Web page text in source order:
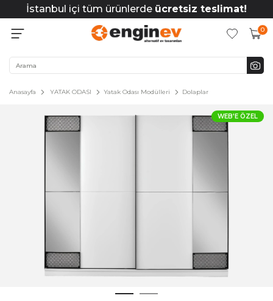
İstanbul içi tüm ürünlerde ücretsiz teslimat!
0
Anasayfa YATAK ODASI Yatak Odası Modülleri Dolaplar
WEB'E ÖZEL